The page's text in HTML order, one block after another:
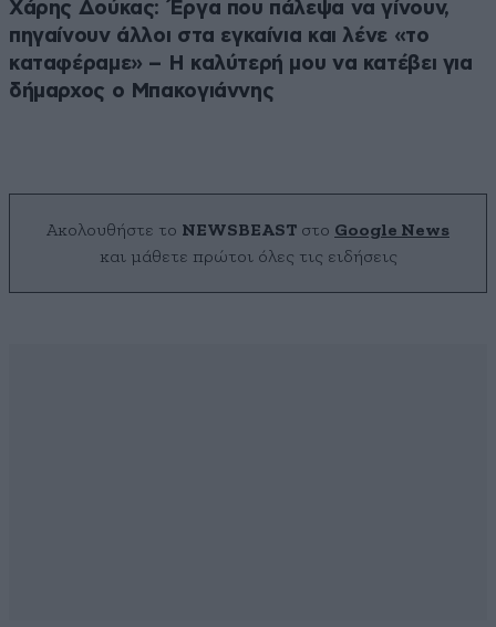
Χάρης Δούκας: Έργα που πάλεψα να γίνουν,
πηγαίνουν άλλοι στα εγκαίνια και λένε «το
καταφέραμε» – Η καλύτερή μου να κατέβει για
δήμαρχος ο Μπακογιάννης
Ακολουθήστε το NEWSBEAST στο Google News
και μάθετε πρώτοι όλες τις ειδήσεις